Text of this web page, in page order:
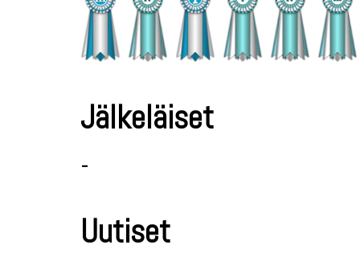
Jälkeläiset
-
Uutiset